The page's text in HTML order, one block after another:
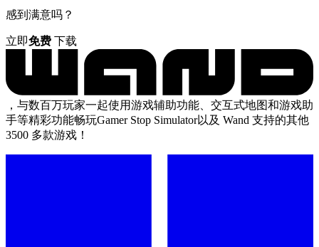
感到满意吗？
立即免费 下载
，与数百万玩家一起使用游戏辅助功能、交互式地图和游戏助
手等精彩功能畅玩Gamer Stop Simulator以及 Wand 支持的其他
3500 多款游戏！